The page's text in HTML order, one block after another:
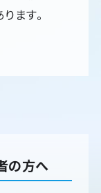
ます。
の方へ